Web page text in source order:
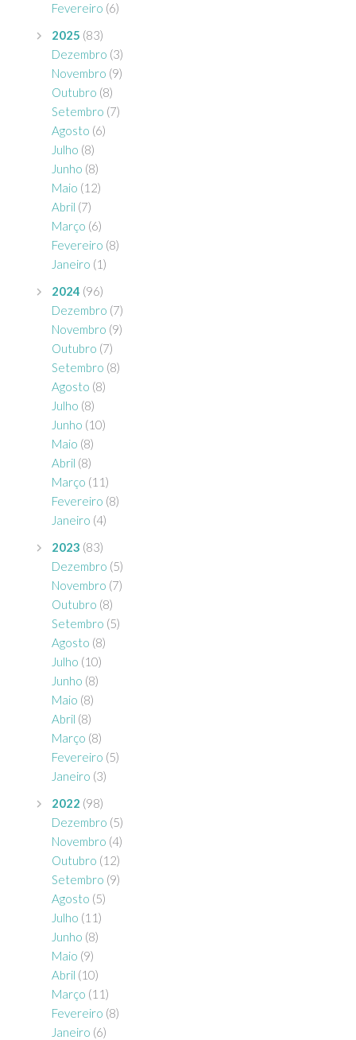
Fevereiro (6)
2025 (83)
Dezembro (3)
Novembro (9)
Outubro (8)
Setembro (7)
Agosto (6)
Julho (8)
Junho (8)
Maio (12)
Abril (7)
Março (6)
Fevereiro (8)
Janeiro (1)
2024 (96)
Dezembro (7)
Novembro (9)
Outubro (7)
Setembro (8)
Agosto (8)
Julho (8)
Junho (10)
Maio (8)
Abril (8)
Março (11)
Fevereiro (8)
Janeiro (4)
2023 (83)
Dezembro (5)
Novembro (7)
Outubro (8)
Setembro (5)
Agosto (8)
Julho (10)
Junho (8)
Maio (8)
Abril (8)
Março (8)
Fevereiro (5)
Janeiro (3)
2022 (98)
Dezembro (5)
Novembro (4)
Outubro (12)
Setembro (9)
Agosto (5)
Julho (11)
Junho (8)
Maio (9)
Abril (10)
Março (11)
Fevereiro (8)
Janeiro (6)